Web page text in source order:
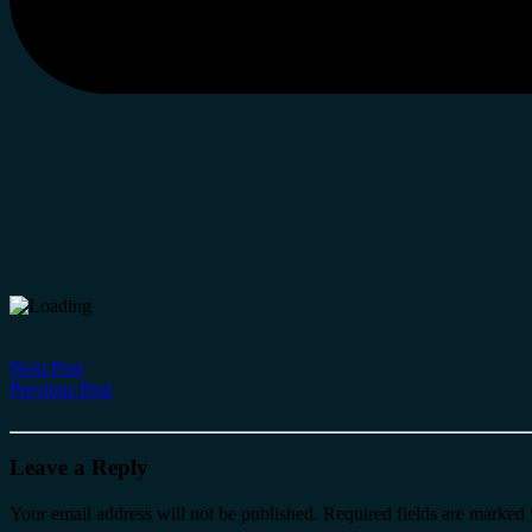
Next Post
Previous Post
Leave a Reply
Your email address will not be published. Required fields are marked